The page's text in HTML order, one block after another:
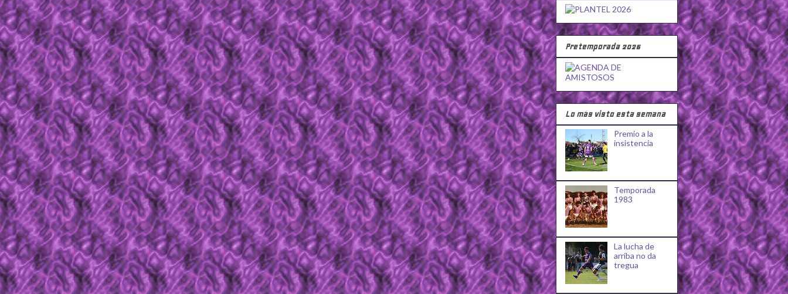
Pretemporada 2026
Lo más visto esta semana
Premio a la
insistencia
Temporada
1983
La lucha de
arriba no da
tregua